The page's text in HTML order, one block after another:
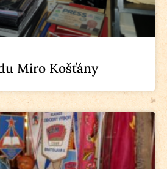
Miro Košťány